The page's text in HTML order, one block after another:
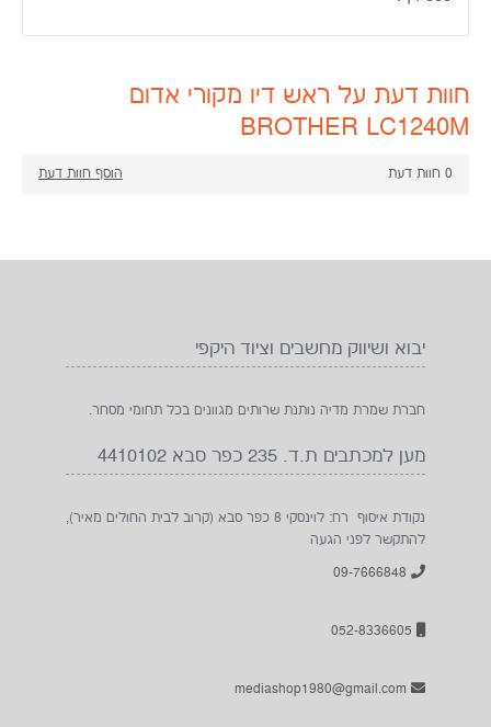
חוות דעת על ראש דיו מקורי אדום
BROTHER LC1240M
0 חוות דעת הוסף חוות דעת
יבוא ושיווק מחשבים וציוד היקפי
חברת שמרת מדיה נותנת שרותים מגוונים בכל תחומי מסחר.
מען למכתבים ת.ד. 235 כפר סבא 4410102
נקודת איסוף רח: לוינסקי 8 כפר סבא (קרוב לבית החולים מאיר),
להתקשר לפני הגעה